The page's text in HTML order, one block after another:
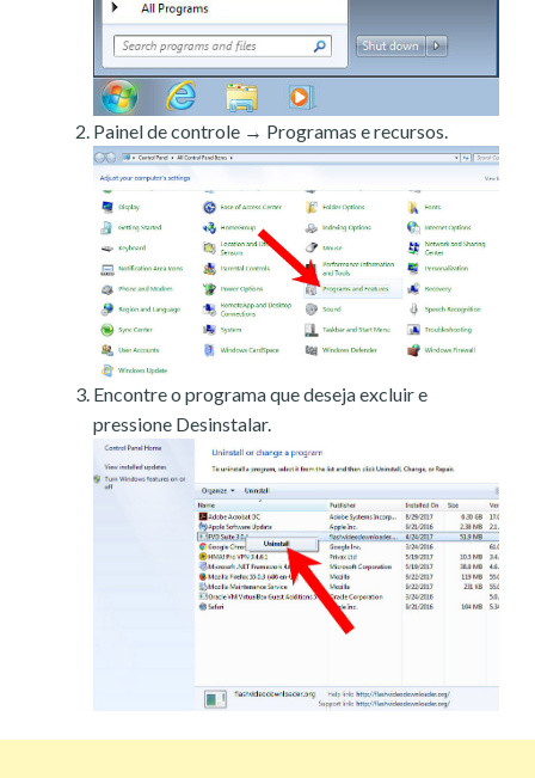
Painel de controle → Programas e recursos.
Encontre o programa que deseja excluir e
pressione Desinstalar.